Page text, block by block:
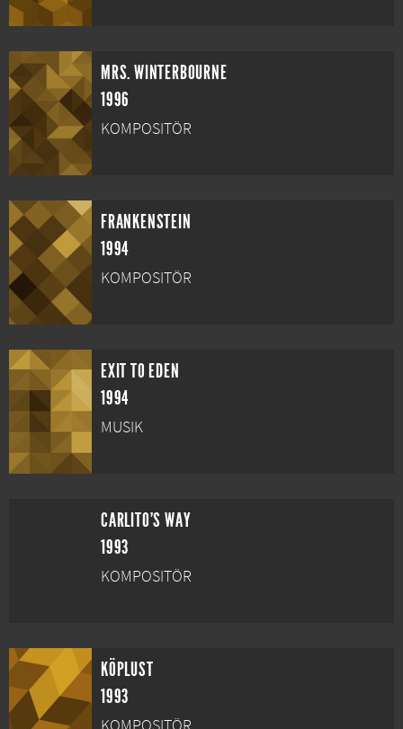
MRS. WINTERBOURNE
1996
KOMPOSITÖR
FRANKENSTEIN
1994
KOMPOSITÖR
EXIT TO EDEN
1994
MUSIK
CARLITO’S WAY
1993
KOMPOSITÖR
KÖPLUST
1993